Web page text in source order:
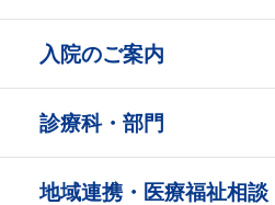
入院のご案内
診療科・部門
地域連携・医療福祉相談